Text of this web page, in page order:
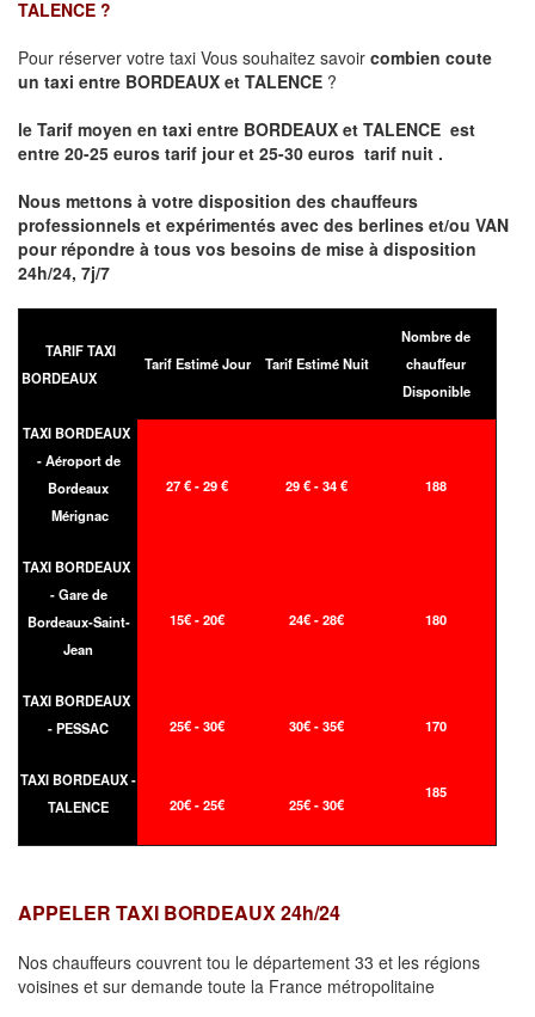
TALENCE ?
Pour réserver votre taxi Vous souhaitez savoir combien coute
un taxi entre BORDEAUX et TALENCE ?
le Tarif moyen en taxi entre BORDEAUX et TALENCE est
entre 20-25 euros tarif jour et 25-30 euros tarif nuit .
Nous mettons à votre disposition des chauffeurs
professionnels et expérimentés avec des berlines et/ou VAN
pour répondre à tous vos besoins de mise à disposition
24h/24, 7j/7
TARIF TAXI
BORDEAUX
Tarif Estimé Jour Tarif Estimé Nuit
Nombre de
chauffeur
Disponible
TAXI BORDEAUX
- Aéroport de
Bordeaux
Mérignac
27 € - 29 € 29 € - 34 € 188
TAXI BORDEAUX
- Gare de
Bordeaux-Saint-
Jean
15€ - 20€ 24€ - 28€ 180
TAXI BORDEAUX
- PESSAC
25€ - 30€ 30€ - 35€ 170
TAXI BORDEAUX -
TALENCE
20€ - 25€ 25€ - 30€
185
APPELER TAXI BORDEAUX 24h/24
Nos chauffeurs couvrent tou le département 33 et les régions
voisines et sur demande toute la France métropolitaine